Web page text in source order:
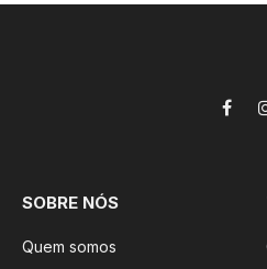
SOBRE NÓS
Quem somos